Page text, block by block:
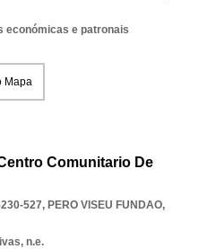
económicas e patronais
Mapa
Comunitario De
527, PERO VISEU FUNDAO,
n.e.